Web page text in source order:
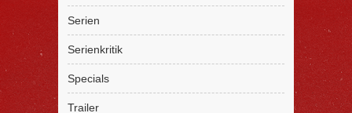
Serien
Serienkritik
Specials
Trailer